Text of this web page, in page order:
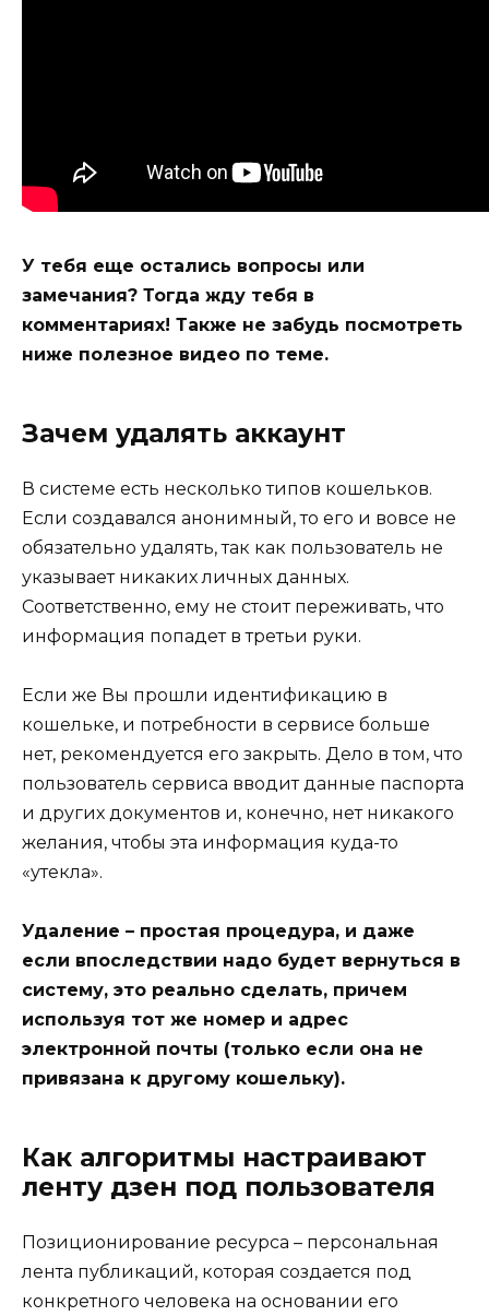
У тебя еще остались вопросы или
замечания? Тогда жду тебя в
комментариях! Также не забудь посмотреть
ниже полезное видео по теме.
Зачем удалять аккаунт
В системе есть несколько типов кошельков.
Если создавался анонимный, то его и вовсе не
обязательно удалять, так как пользователь не
указывает никаких личных данных.
Соответственно, ему не стоит переживать, что
информация попадет в третьи руки.
Если же Вы прошли идентификацию в
кошельке, и потребности в сервисе больше
нет, рекомендуется его закрыть. Дело в том, что
пользователь сервиса вводит данные паспорта
и других документов и, конечно, нет никакого
желания, чтобы эта информация куда-то
«утекла».
Удаление – простая процедура, и даже
если впоследствии надо будет вернуться в
систему, это реально сделать, причем
используя тот же номер и адрес
электронной почты (только если она не
привязана к другому кошельку).
Как алгоритмы настраивают
ленту дзен под пользователя
Позиционирование ресурса – персональная
лента публикаций, которая создается под
конкретного человека на основании его